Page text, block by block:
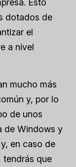
Esto
dotados de
el
a nivel
mucho más
y, por lo
de unos
de Windows y
en caso de
tendrás que